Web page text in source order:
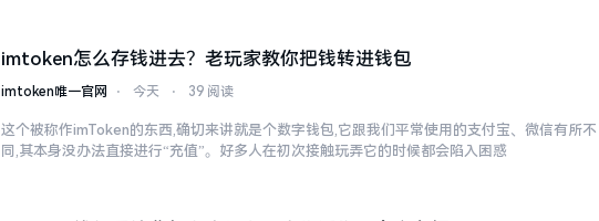
imtoken怎么存钱进去？老玩家教你把钱转进钱包
imtoken唯一官网 ⋅ 今天 ⋅ 39 阅读
这个被称作imToken的东西,确切来讲就是个数字钱包,它跟我们平常使用的支付宝、微信有所不
同,其本身没办法直接进行“充值”。好多人在初次接触玩弄它的时候都会陷入困惑